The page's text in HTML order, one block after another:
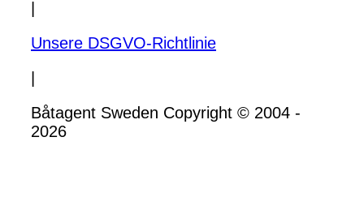
Unsere DSGVO-Richtlinie
Båtagent Sweden Copyright © 2004 -
2026